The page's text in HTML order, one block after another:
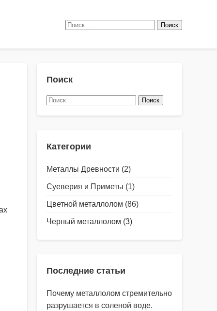
Найти:
Поиск
Найти:
Категории
Металлы Древности (2)
Суеверия и Приметы (1)
Цветной металлолом (86)
Черный металлолом (3)
Последние статьи
Почему металлолом стремительно
разрушается в соленой воде.